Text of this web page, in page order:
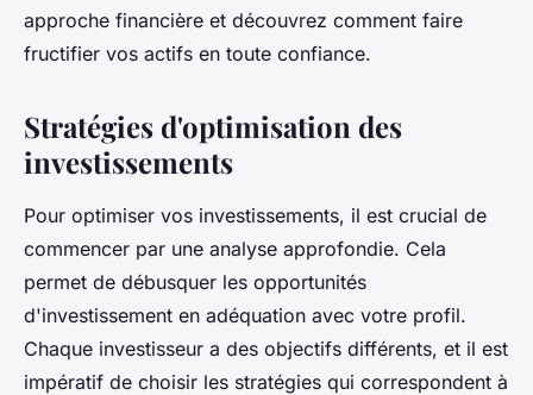
approche financière et découvrez comment faire
fructifier vos actifs en toute confiance.
Stratégies d'optimisation des
investissements
Pour optimiser vos investissements, il est crucial de
commencer par une analyse approfondie. Cela
permet de débusquer les opportunités
d'investissement en adéquation avec votre profil.
Chaque investisseur a des objectifs différents, et il est
impératif de choisir les stratégies qui correspondent à